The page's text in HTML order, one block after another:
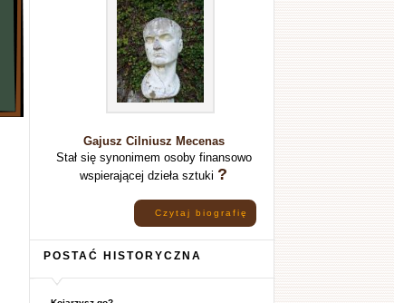
Gajusz Cilniusz Mecenas
Stał się synonimem osoby finansowo
wspierającej dzieła sztuki ?
Czytaj biografię
POSTAĆ HISTORYCZNA